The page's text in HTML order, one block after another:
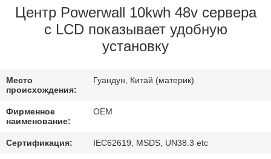
ПРОВЕРКА
СВЯЖИТЕСЬ
МЫ
BLOG
Центр Powerwall 10kwh 48v сервера
с LCD показывает удобную
установку
Место
происхождения:
Гуандун, Китай (материк)
Фирменное
наименование:
OEM
Сертификация: IEC62619, MSDS, UN38.3 etc